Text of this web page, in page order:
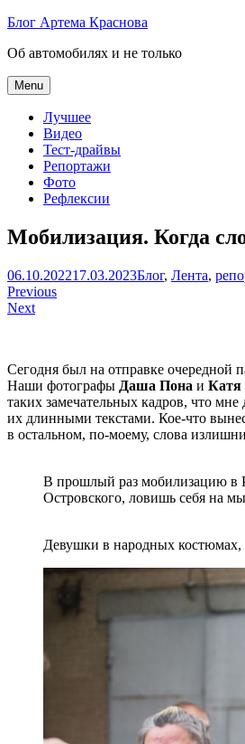
Skip
content
Блог Артема Краснова
Об автомобилях и не только
Menu
Лучшее
Видео
Тест-драйвы
Репортажи
Фото
Рефлексии
Мобилизация. Когда
Артем
Краснов
06.10.202217.03.2023Блог, Лента,
Навигация
по
Previous
Next
Сегодня был на отправке очередной
Наши фотографы Даша Пона и Катя
таких замечательных кадров, что мне
их длинными текстами. Кое-что
в остальном, по-моему, слова
В прошлый раз мобилизацию в
Островского, ловишь себя на
Девушки в народных